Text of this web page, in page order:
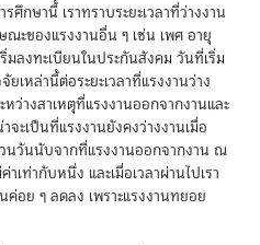
กษานี้ เราทราบระยะเวลาที่ว่างงาน
ะของแรงงานอื่น ๆ เช่น เพศ อายุ
ลงทะเบียนในประกันสังคม วันที่เริ่ม
เหล่านี้ต่อระยะเวลาที่แรงงานว่าง
ว่างสาเหตุที่แรงงานออกจากงานและ
ะเป็นที่แรงงานยังคงว่างงานเมื่อ
นวันนับจากที่แรงงานออกจากงาน ณ
เท่ากับหนึ่ง และเมื่อเวลาผ่านไปเรา
ค่อย ๆ ลดลง เพราะแรงงานทยอย